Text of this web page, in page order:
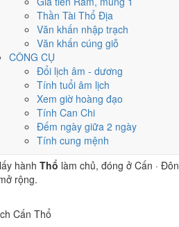
Thần Tài Thổ Địa
Văn khấn nhập trạch
Văn khấn cúng giỗ
CÔNG CỤ
Đổi lịch âm - dương
Tính tuổi âm lịch
Xem giờ hoàng đạo
Tính Can Chi
Đếm ngày giữa 2 ngày
Tính cung mệnh
Can (Kỷ)
ThổDương
(Sửu)
ThổDương · Con Sửu
Hỏa· Thích Lịch Hỏa
Sửu (chính cung)
năm
Vàng đất Đỏ
Đạo / Hắc Đạo181/184 ngày
ngũ hành, Thái Tuế và màu hợp ở
phải kết luận khoa học.
8 Bát Bạch Cấn
hành Thổ làm chủ, đóng ở Cấn ·
rộng.
Cấn Thổ